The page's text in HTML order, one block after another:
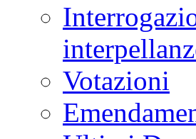
Votazioni